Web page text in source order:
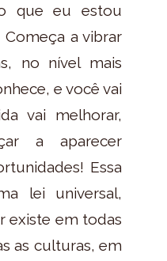
que eu estou
a vibrar
no nível mais
e você vai
vai melhorar,
a aparecer
Essa
lei universal,
existe em todas
as culturas, em